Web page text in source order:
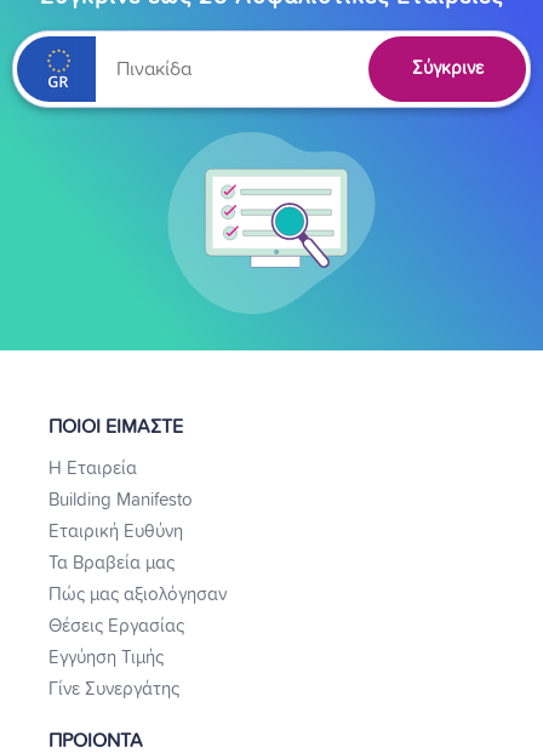
Σύγκρινε
ΠΟΙΟΙ ΕΙΜΑΣΤΕ
Η Εταιρεία
Building Manifesto
Εταιρική Ευθύνη
Τα Βραβεία μας
Πώς μας αξιολόγησαν
Θέσεις Εργασίας
Εγγύηση Τιμής
Γίνε Συνεργάτης
ΠΡΟΙΟΝΤΑ